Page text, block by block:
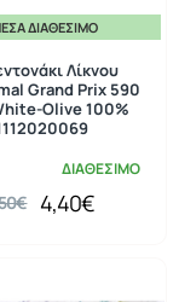
ΔΙΑΘΈΣΙΜΟ
ΔΙΑΘΕΣΙΜΟ
Λίκνου
Grand Prix 590
Olive 100%
4,40€